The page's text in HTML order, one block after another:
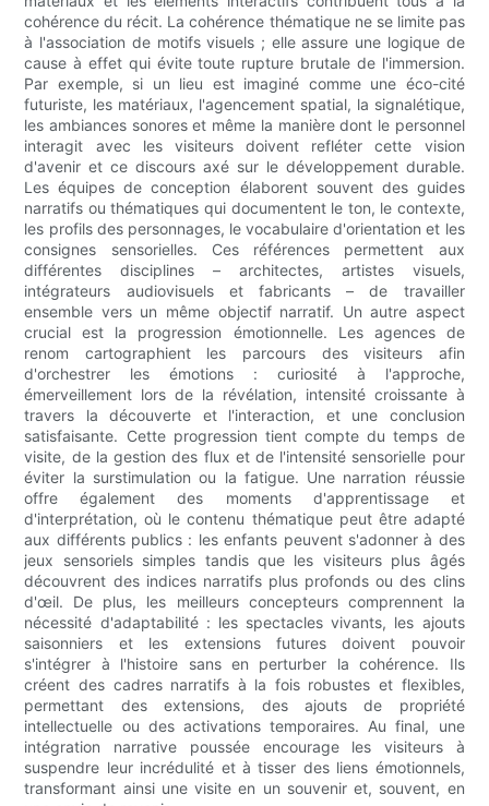
cohérence du récit. La cohérence thématique ne se limite pas
à l'association de motifs visuels ; elle assure une logique de
cause à effet qui évite toute rupture brutale de l'immersion.
Par exemple, si un lieu est imaginé comme une éco-cité
futuriste, les matériaux, l'agencement spatial, la signalétique,
les ambiances sonores et même la manière dont le personnel
interagit avec les visiteurs doivent refléter cette vision
d'avenir et ce discours axé sur le développement durable.
Les équipes de conception élaborent souvent des guides
narratifs ou thématiques qui documentent le ton, le contexte,
les profils des personnages, le vocabulaire d'orientation et les
consignes sensorielles. Ces références permettent aux
différentes disciplines – architectes, artistes visuels,
intégrateurs audiovisuels et fabricants – de travailler
ensemble vers un même objectif narratif. Un autre aspect
crucial est la progression émotionnelle. Les agences de
renom cartographient les parcours des visiteurs afin
d'orchestrer les émotions : curiosité à l'approche,
émerveillement lors de la révélation, intensité croissante à
travers la découverte et l'interaction, et une conclusion
satisfaisante. Cette progression tient compte du temps de
visite, de la gestion des flux et de l'intensité sensorielle pour
éviter la surstimulation ou la fatigue. Une narration réussie
offre également des moments d'apprentissage et
d'interprétation, où le contenu thématique peut être adapté
aux différents publics : les enfants peuvent s'adonner à des
jeux sensoriels simples tandis que les visiteurs plus âgés
découvrent des indices narratifs plus profonds ou des clins
d'œil. De plus, les meilleurs concepteurs comprennent la
nécessité d'adaptabilité : les spectacles vivants, les ajouts
saisonniers et les extensions futures doivent pouvoir
s'intégrer à l'histoire sans en perturber la cohérence. Ils
créent des cadres narratifs à la fois robustes et flexibles,
permettant des extensions, des ajouts de propriété
intellectuelle ou des activations temporaires. Au final, une
intégration narrative poussée encourage les visiteurs à
suspendre leur incrédulité et à tisser des liens émotionnels,
transformant ainsi une visite en un souvenir et, souvent, en